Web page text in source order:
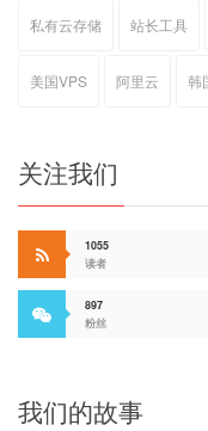
私有云存储 站长工具
美国VPS 阿里云 韩
关注我们
1055
读者
897
粉丝
我们的故事